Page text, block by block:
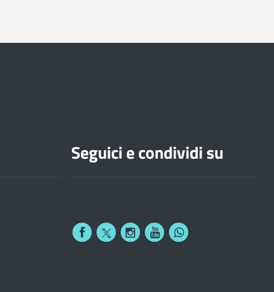
Seguici e condividi su